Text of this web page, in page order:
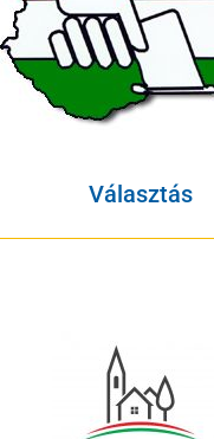
Választás